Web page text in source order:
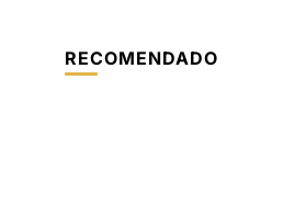
RECOMENDADO